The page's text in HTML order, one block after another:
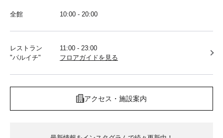
全館 10:00 - 20:00
レストラン
"パルイチ"
11:00 - 23:00
フロアガイドを見る
アクセス・施設案内